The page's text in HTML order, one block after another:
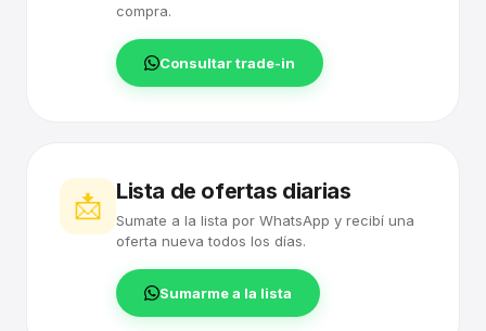
compra.
Consultar trade-in
📩 Lista de ofertas diarias
Sumate a la lista por WhatsApp y recibí una
oferta nueva todos los días.
Sumarme a la lista